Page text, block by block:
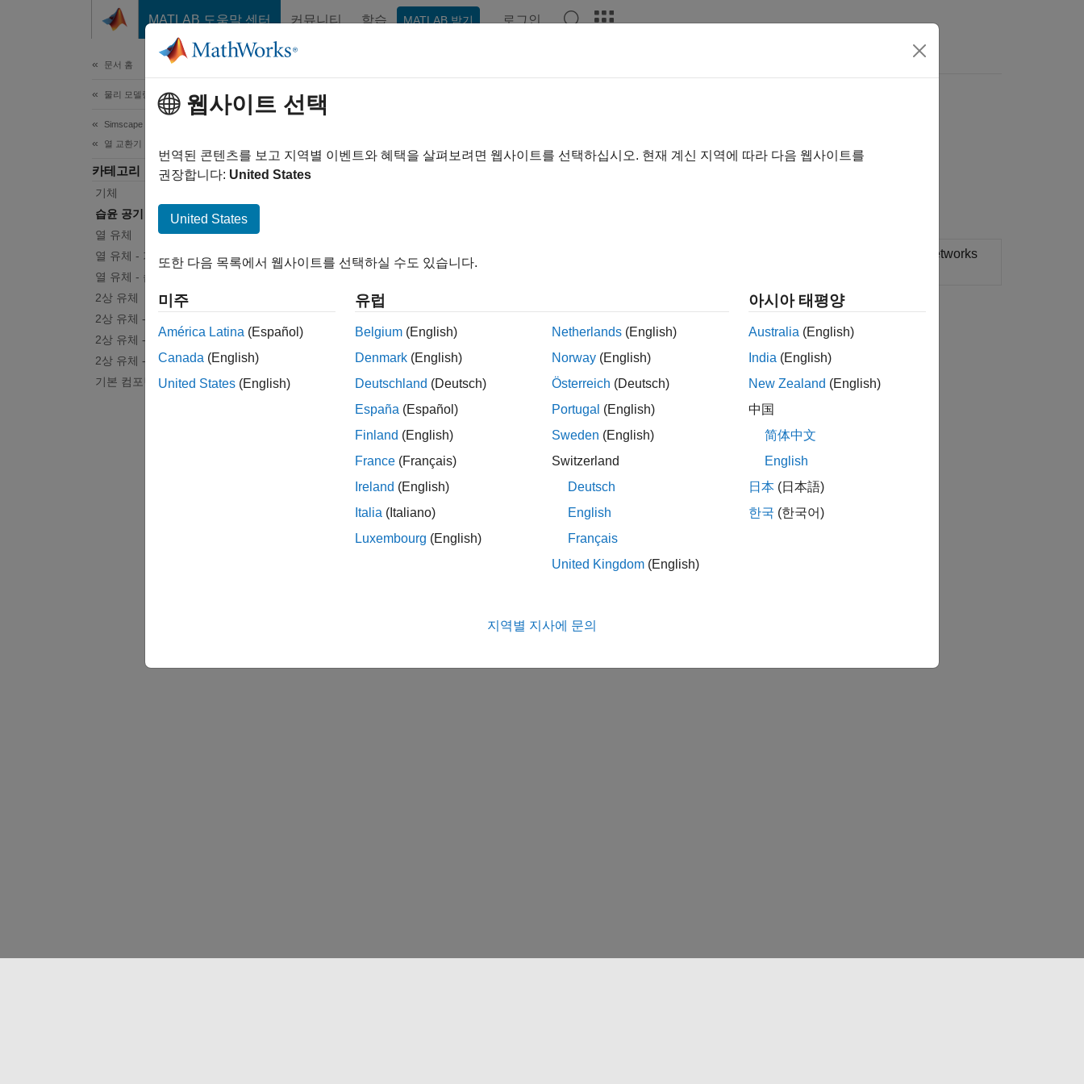
MATLAB 도움말 센터 커뮤니티 학습 MATLAB 받기 로그인
문서 홈
물리 모델링
Simscape Fluids
열 교환기
카테고리
기체
습윤 공기
열 유체
열 유체 - 기체
열 유체 - 습윤 공기
2상 유체
2상 유체 - 기체
2상 유체 - 습윤 공기
2상 유체 - 열 유체
기본 컴포넌트
습윤 공기
습윤 공기 열 교환기
(MA-MA)
Heat exchanger based on performance data between two moist air networks
웹사이트 선택
번역된 콘텐츠를 보고 지역별 이벤트와 혜택을 살펴보려면 웹사이트를 선택하십시오. 현재 계신 지역에 따라 다음 웹사이트를
권장합니다: United States
United States
또한 다음 목록에서 웹사이트를 선택하실 수도 있습니다.
미주
América Latina (Español)
Canada (English)
United States (English)
유럽
Belgium (English)
Denmark (English)
Deutschland (Deutsch)
España (Español)
Finland (English)
France (Français)
Ireland (English)
Italia (Italiano)
Luxembourg (English)
Netherlands (English)
Norway (English)
Österreich (Deutsch)
Portugal (English)
Sweden (English)
Switzerland
Deutsch
English
Français
United Kingdom (English)
아시아 태평양
Australia (English)
India (English)
New Zealand (English)
中国
简体中文
English
日本 (日本語)
한국 (한국어)
지역별 지사에 문의